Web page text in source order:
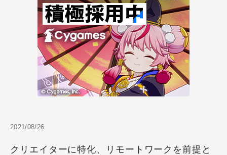
2021/08/26
クリエイターに特化、リモートワークを前提と